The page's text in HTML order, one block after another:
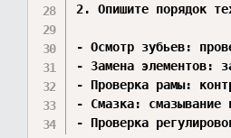
2. Опишите порядок
- Осмотр зубьев:
- Замена элементов:
- Проверка рамы:
- Смазка: смазывание
- Проверка